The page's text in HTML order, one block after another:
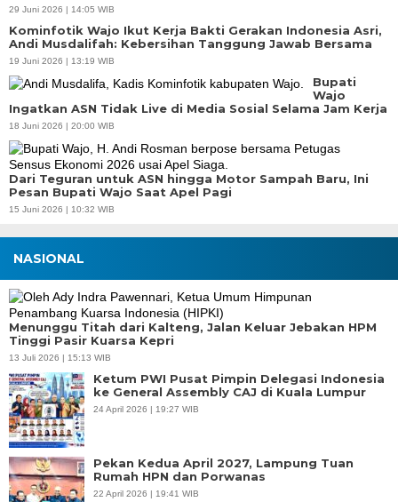
29 Juni 2026 | 14:05 WIB
Kominfotik Wajo Ikut Kerja Bakti Gerakan Indonesia Asri,
Andi Musdalifah: Kebersihan Tanggung Jawab Bersama
19 Juni 2026 | 13:19 WIB
Bupati
Wajo
Ingatkan ASN Tidak Live di Media Sosial Selama Jam Kerja
18 Juni 2026 | 20:00 WIB
Dari Teguran untuk ASN hingga Motor Sampah Baru, Ini
Pesan Bupati Wajo Saat Apel Pagi
15 Juni 2026 | 10:32 WIB
NASIONAL
Menunggu Titah dari Kalteng, Jalan Keluar Jebakan HPM
Tinggi Pasir Kuarsa Kepri
13 Juli 2026 | 15:13 WIB
Ketum PWI Pusat Pimpin Delegasi Indonesia
ke General Assembly CAJ di Kuala Lumpur
24 April 2026 | 19:27 WIB
Pekan Kedua April 2027, Lampung Tuan
Rumah HPN dan Porwanas
22 April 2026 | 19:41 WIB